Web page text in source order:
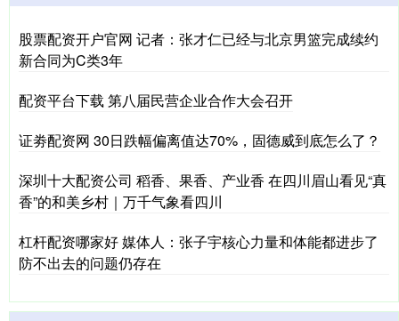
股票配资开户官网 记者：张才仁已经与北京男篮完成续约
新合同为C类3年
配资平台下载 第八届民营企业合作大会召开
证劵配资网 30日跌幅偏离值达70%，固德威到底怎么了？
深圳十大配资公司 稻香、果香、产业香 在四川眉山看见“真
香”的和美乡村｜万千气象看四川
杠杆配资哪家好 媒体人：张子宇核心力量和体能都进步了
防不出去的问题仍存在